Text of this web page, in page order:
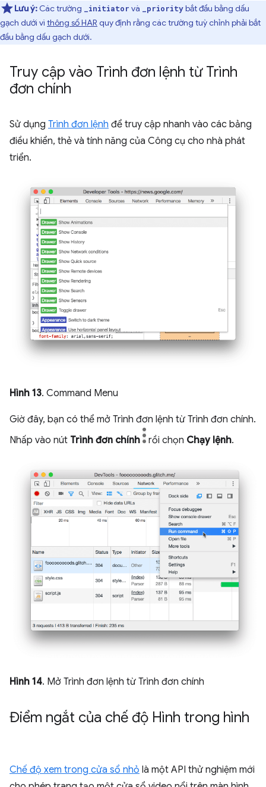
Lưu ý: Các trường _initiator và _prioritybắt đầu bằng dấu
gạch dưới vì thông số HAR quy định rằng các trường tuỳ chỉnh phải bắt
đầu bằng dấu gạch dưới.
Truy cập vào Trình đơn lệnh từ Trình
đơn chính
Sử dụng Trình đơn lệnh để truy cập nhanh vào các bảng
điều khiển, thẻ và tính năng của Công cụ cho nhà phát
triển.
Hình 13. Command Menu
Giờ đây, bạn có thể mở Trình đơn lệnh từ Trình đơn chính.
Nhấp vào nút Trình đơn chính rồi chọn Chạy lệnh.
Hình 14. Mở Trình đơn lệnh từ Trình đơn chính
Điểm ngắt của chế độ Hình trong hình
Chế độ xem trong cửa sổ nhỏ là một API thử nghiệm mới